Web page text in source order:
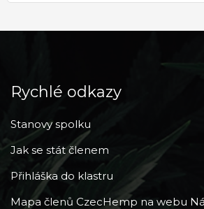
Rychlé odkazy
Stanovy spolku
Jak se stát členem
Přihláška do klastru
Mapa členů CzecHemp na webu